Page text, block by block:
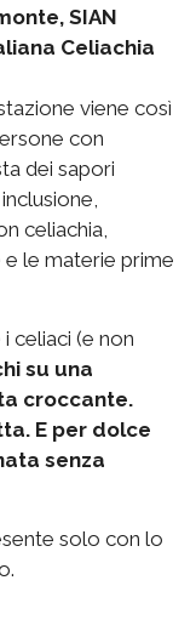
SIAN
Celiachia
viene così
con
dei sapori
celiachia,
le materie prime
celiaci (e non
su una
croccante.
E per dolce
senza
solo con lo